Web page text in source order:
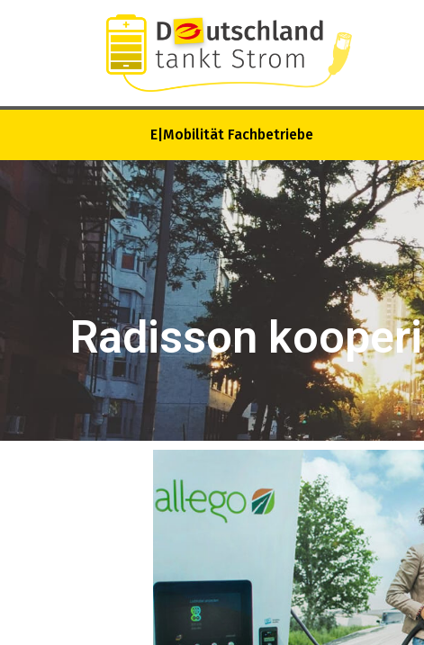
E|Mobilität Fachbetriebe
Radisson